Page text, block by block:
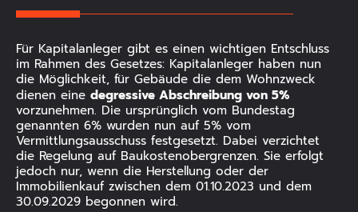
Für Kapitalanleger gibt es einen wichtigen Entschluss
im Rahmen des Gesetzes: Kapitalanleger haben nun
die Möglichkeit, für Gebäude die dem Wohnzweck
dienen eine degressive Abschreibung von 5%
vorzunehmen. Die ursprünglich vom Bundestag
genannten 6% wurden nun auf 5% vom
Vermittlungsausschuss festgesetzt. Dabei verzichtet
die Regelung auf Baukostenobergrenzen. Sie erfolgt
jedoch nur, wenn die Herstellung oder der
Immobilienkauf zwischen dem 01.10.2023 und dem
30.09.2029 begonnen wird.